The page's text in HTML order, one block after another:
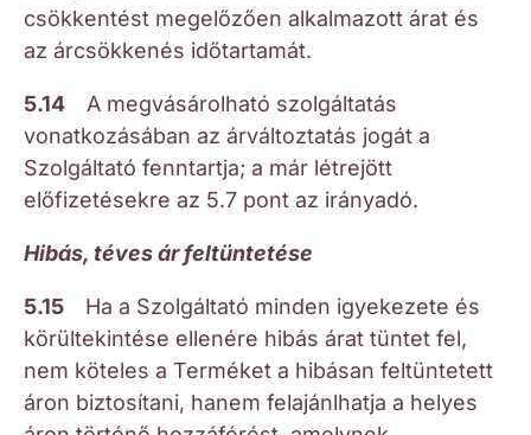
csökkentést megelőzően alkalmazott árat és
az árcsökkenés időtartamát.
5.14 A megvásárolható szolgáltatás
vonatkozásában az árváltoztatás jogát a
Szolgáltató fenntartja; a már létrejött
előfizetésekre az 5.7 pont az irányadó.
Hibás, téves ár feltüntetése
5.15 Ha a Szolgáltató minden igyekezete és
körültekintése ellenére hibás árat tüntet fel,
nem köteles a Terméket a hibásan feltüntetett
áron biztosítani, hanem felajánlhatja a helyes